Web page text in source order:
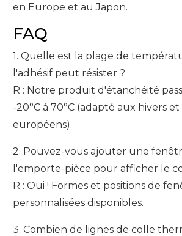
en Europe et au Japon.
FAQ
1. Quelle est la plage de
l'adhésif peut résister ?
R : Notre produit d'étanchéité
-20°C à 70°C (adapté aux hivers
européens).
2. Pouvez-vous ajouter une
l'emporte-pièce pour afficher le
R : Oui ! Formes et positions de
personnalisées disponibles.
3. Combien de lignes de colle